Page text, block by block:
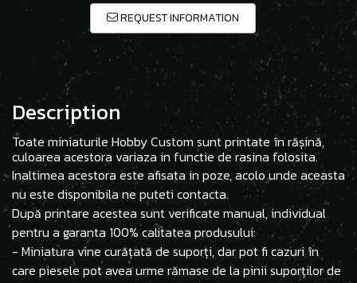
REQUEST INFORMATION
Description
Toate miniaturile Hobby Custom sunt printate în rășină,
culoarea acestora variaza in functie de rasina folosita.
Inaltimea acestora este afisata in poze, acolo unde aceasta
nu este disponibila ne puteti contacta.
După printare acestea sunt verificate manual, individual
pentru a garanta 100% calitatea produsului:
- Miniatura vine curățată de suporți, dar pot fi cazuri în
care piesele pot avea urme rămase de la pinii suporților de